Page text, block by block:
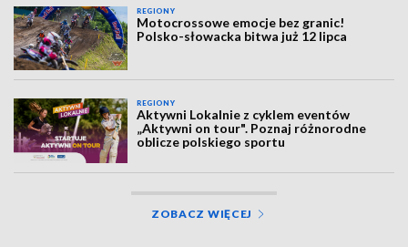
REGIONY
Motocrossowe emocje bez granic!
Polsko-słowacka bitwa już 12 lipca
REGIONY
Aktywni Lokalnie z cyklem eventów
„Aktywni on tour". Poznaj różnorodne
oblicze polskiego sportu
ZOBACZ WIĘCEJ